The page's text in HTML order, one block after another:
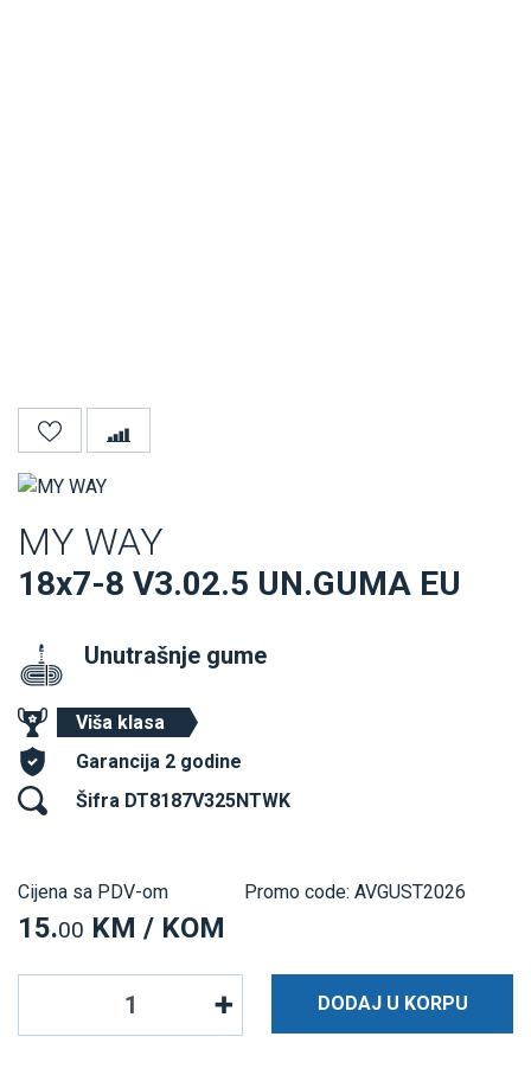
MY WAY
18x7-8 V3.02.5 UN.GUMA EU
Unutrašnje gume
Viša klasa
Garancija 2 godine
Šifra DT8187V325NTWK
Cijena sa PDV-om
15.00 KM / KOM
Promo code: AVGUST2026
DODAJ U KORPU